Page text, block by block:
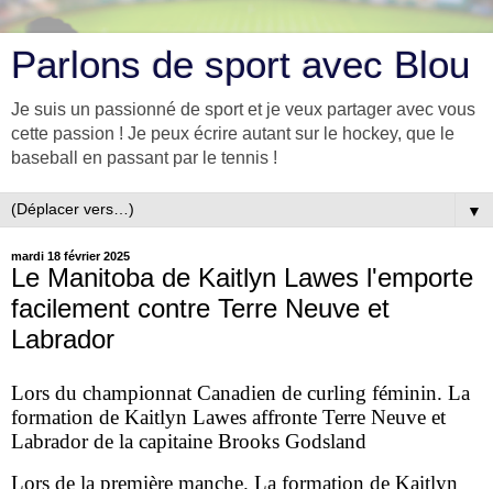
Parlons de sport avec Blou
Je suis un passionné de sport et je veux partager avec vous
cette passion ! Je peux écrire autant sur le hockey, que le
baseball en passant par le tennis !
▼
mardi 18 février 2025
Le Manitoba de Kaitlyn Lawes l'emporte
facilement contre Terre Neuve et
Labrador
Lors du championnat Canadien de curling féminin. La
formation de Kaitlyn Lawes affronte Terre Neuve et
Labrador de la capitaine Brooks Godsland
Lors de la première manche. La formation de Kaitlyn